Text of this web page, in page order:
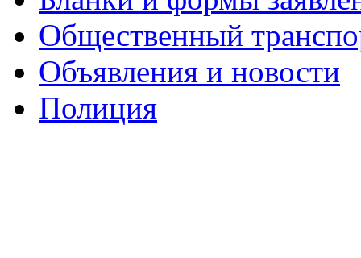
Общественный
Объявления и новости
Полиция